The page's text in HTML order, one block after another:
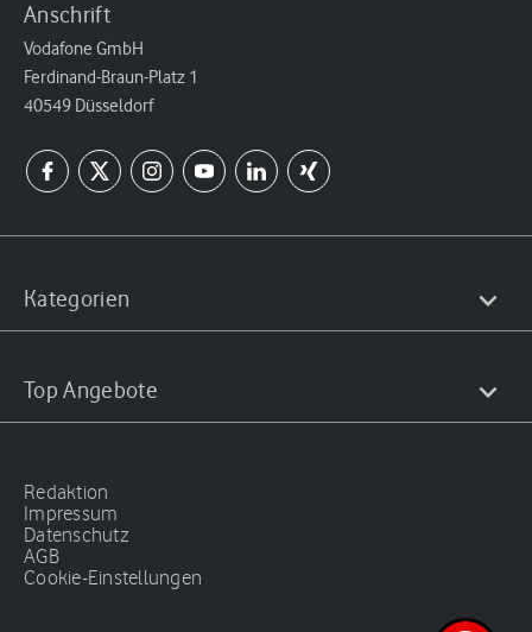
Anschrift
Vodafone GmbH
Ferdinand-Braun-Platz 1
40549 Düsseldorf
Kategorien
Top Angebote
Redaktion
Impressum
Datenschutz
AGB
Cookie-Einstellungen